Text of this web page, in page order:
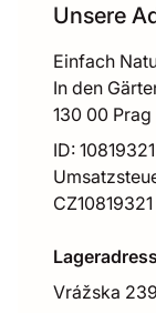
Unsere
Einfach
In den
130 00 Prag
ID: 10819321
CZ10819321
Vrážska